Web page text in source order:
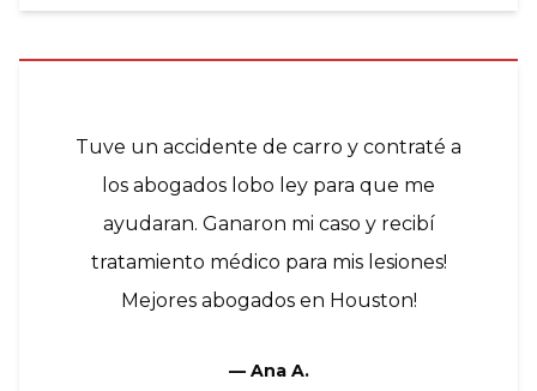
Tuve un accidente de carro y contraté a
los abogados lobo ley para que me
ayudaran. Ganaron mi caso y recibí
tratamiento médico para mis lesiones!
Mejores abogados en Houston!
— Ana A.